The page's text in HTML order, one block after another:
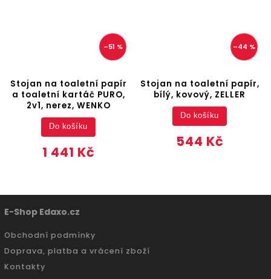
–51 %
Stojan na toaletní papír
a toaletní kartáč PURO,
2v1, nerez, WENKO
1 441 Kč
Do košíku
–44 %
Stojan na toaletní papír,
bílý, kovový, ZELLER
544 Kč
Do košíku
E-Shop Edaxo.cz
Obchodní podmínky
Doprava, platba a vrácení zboží
Kontakty